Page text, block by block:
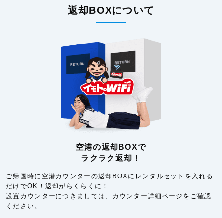
返却BOXについて
空港の返却BOXで
ラクラク返却！
ご帰国時に空港カウンターの返却BOXにレンタルセットを入れる
だけでOK！返却がらくらくに！
設置カウンターにつきましては、カウンター詳細ページをご確認
ください。